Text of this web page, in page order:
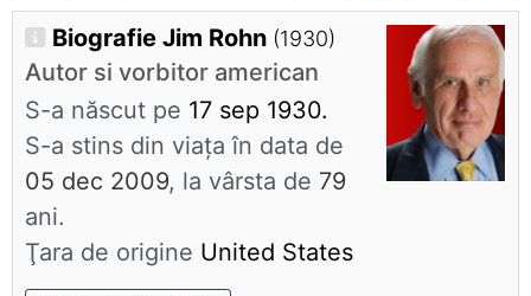
Biografie Jim Rohn (1930)
Autor si vorbitor american
S-a născut pe 17 sep 1930.
S-a stins din viaţa în data de
05 dec 2009, la vârsta de 79
ani.
Ţara de origine United States